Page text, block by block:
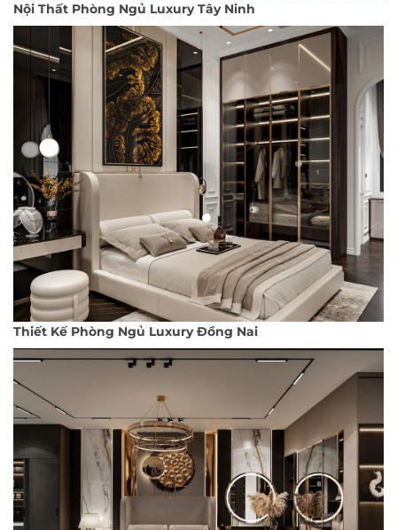
Nội Thất Phòng Ngủ Luxury Tây Ninh
Thiết Kế Phòng Ngủ Luxury Đồng Nai